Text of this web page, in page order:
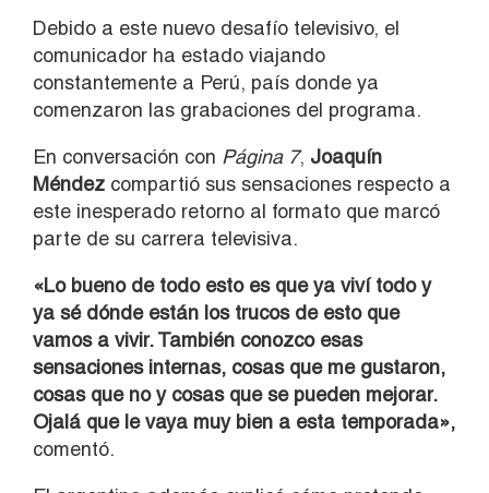
Debido a este nuevo desafío televisivo, el
comunicador ha estado viajando
constantemente a Perú, país donde ya
comenzaron las grabaciones del programa.
En conversación con Página 7, Joaquín
Méndez compartió sus sensaciones respecto a
este inesperado retorno al formato que marcó
parte de su carrera televisiva.
«Lo bueno de todo esto es que ya viví todo y
ya sé dónde están los trucos de esto que
vamos a vivir. También conozco esas
sensaciones internas, cosas que me gustaron,
cosas que no y cosas que se pueden mejorar.
Ojalá que le vaya muy bien a esta temporada»,
comentó.